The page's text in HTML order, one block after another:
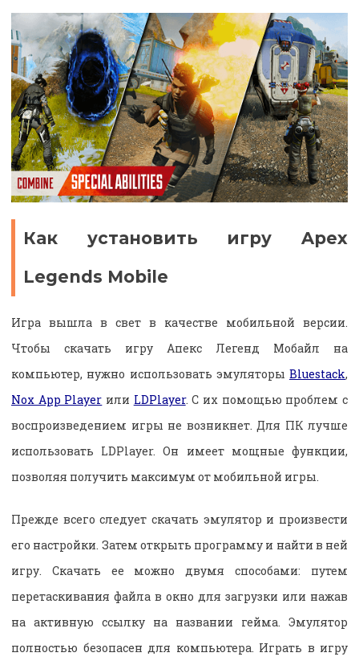
Как установить игру Apex
Legends Mobile
Игра вышла в свет в качестве мобильной версии.
Чтобы скачать игру Апекс Легенд Мобайл на
компьютер, нужно использовать эмуляторы Bluestack,
Nox App Player или LDPlayer. С их помощью проблем с
воспроизведением игры не возникнет. Для ПК лучше
использовать LDPlayer. Он имеет мощные функции,
позволяя получить максимум от мобильной игры.
Прежде всего следует скачать эмулятор и произвести
его настройки. Затем открыть программу и найти в ней
игру. Скачать ее можно двумя способами: путем
перетаскивания файла в окно для загрузки или нажав
на активную ссылку на названии гейма. Эмулятор
полностью безопасен для компьютера. Играть в игру